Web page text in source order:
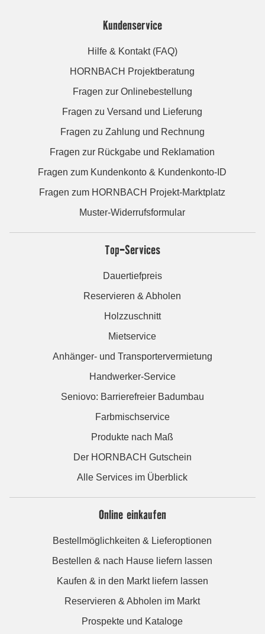
Kundenservice
Hilfe & Kontakt (FAQ)
HORNBACH Projektberatung
Fragen zur Onlinebestellung
Fragen zu Versand und Lieferung
Fragen zu Zahlung und Rechnung
Fragen zur Rückgabe und Reklamation
Fragen zum Kundenkonto & Kundenkonto-ID
Fragen zum HORNBACH Projekt-Marktplatz
Muster-Widerrufsformular
Top-Services
Dauertiefpreis
Reservieren & Abholen
Holzzuschnitt
Mietservice
Anhänger- und Transportervermietung
Handwerker-Service
Seniovo: Barrierefreier Badumbau
Farbmischservice
Produkte nach Maß
Der HORNBACH Gutschein
Alle Services im Überblick
Online einkaufen
Bestellmöglichkeiten & Lieferoptionen
Bestellen & nach Hause liefern lassen
Kaufen & in den Markt liefern lassen
Reservieren & Abholen im Markt
Prospekte und Kataloge